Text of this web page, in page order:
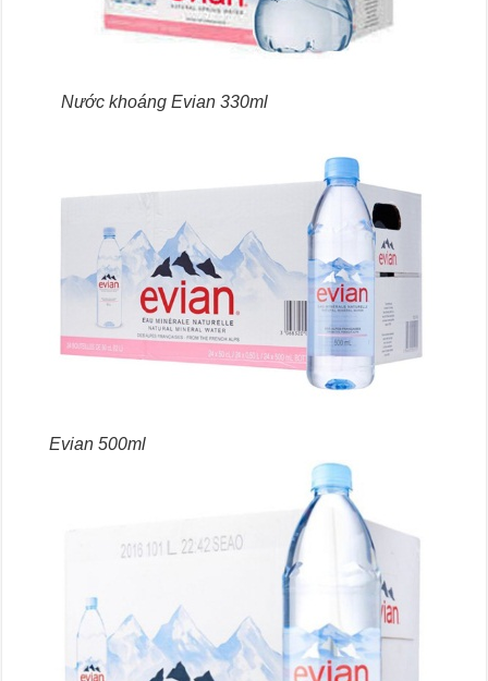
Nước khoáng Evian 330ml
Evian 500ml